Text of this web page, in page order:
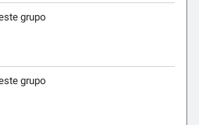
grupo
grupo